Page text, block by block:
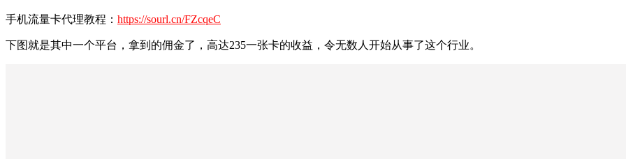
手机流量卡代理教程： https://sourl.cn/FZcqeC
下图就是其中一个平台，拿到的佣金了，高达235一张卡的收益，令无数人开始从事了这个行业。